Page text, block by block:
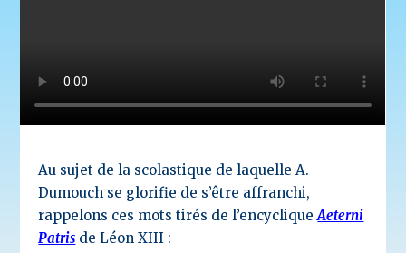
Au sujet de la scolastique de laquelle A.
Dumouch se glorifie de s’être affranchi,
rappelons ces mots tirés de l’encycliqueAeterni
Patris de Léon XIII :